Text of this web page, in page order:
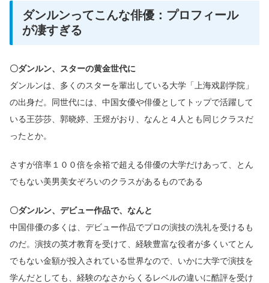
ダンルンってこんな俳優：プロフィール
が凄すぎる
〇ダンルン、スターの黄金世代に
ダンルンは、多くのスターを輩出している大学「上海戏剧学院」
の出身だ。同世代には、中国女優や俳優としてトップで活躍して
いる王莎莎、郭晓婷、王煜がおり、なんと４人とも同じクラスだ
ったとか。
さすが倍率１００倍を余裕で超える俳優の大学だけあって、とん
でもない美男美女ぞろいのクラスがあるものである
〇ダンルン、デビュー作品で、なんと
中国俳優の多くは、デビュー作品でプロの演技の洗礼を受けるも
のだ。演技の英才教育を受けて、経験豊富な役者が多くいてとん
でもない金額が投入されている世界なので、いかに大学で演技を
学んだとしても、経験のなさからくるレベルの違いに酷評を受け